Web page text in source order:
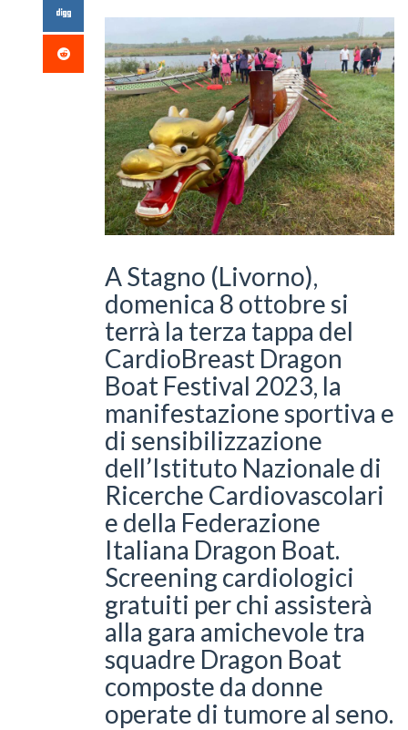
A Stagno (Livorno),
domenica 8 ottobre si
terrà la terza tappa del
CardioBreast Dragon
Boat Festival 2023, la
manifestazione sportiva e
di sensibilizzazione
dell’Istituto Nazionale di
Ricerche Cardiovascolari
e della Federazione
Italiana Dragon Boat.
Screening cardiologici
gratuiti per chi assisterà
alla gara amichevole tra
squadre Dragon Boat
composte da donne
operate di tumore al seno.